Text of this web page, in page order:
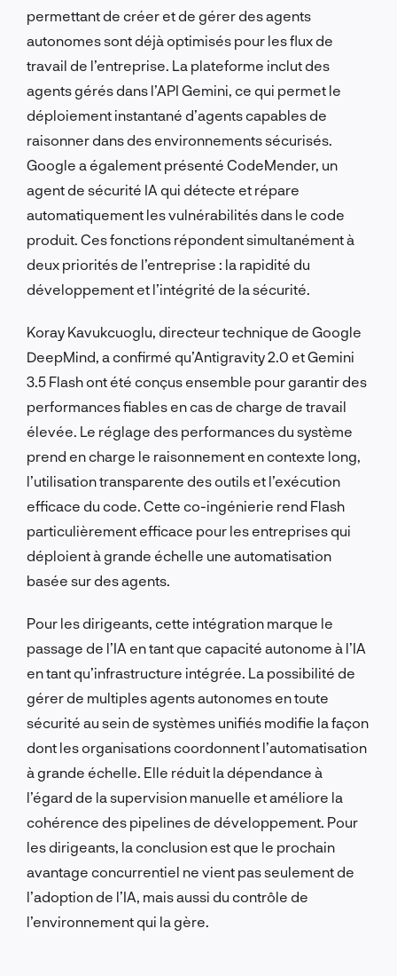
permettant de créer et de gérer des agents
autonomes sont déjà optimisés pour les flux de
travail de l’entreprise. La plateforme inclut des
agents gérés dans l’API Gemini, ce qui permet le
déploiement instantané d’agents capables de
raisonner dans des environnements sécurisés.
Google a également présenté CodeMender, un
agent de sécurité IA qui détecte et répare
automatiquement les vulnérabilités dans le code
produit. Ces fonctions répondent simultanément à
deux priorités de l’entreprise : la rapidité du
développement et l’intégrité de la sécurité.
Koray Kavukcuoglu, directeur technique de Google
DeepMind, a confirmé qu’Antigravity 2.0 et Gemini
3.5 Flash ont été conçus ensemble pour garantir des
performances fiables en cas de charge de travail
élevée. Le réglage des performances du système
prend en charge le raisonnement en contexte long,
l’utilisation transparente des outils et l’exécution
efficace du code. Cette co-ingénierie rend Flash
particulièrement efficace pour les entreprises qui
déploient à grande échelle une automatisation
basée sur des agents.
Pour les dirigeants, cette intégration marque le
passage de l’IA en tant que capacité autonome à l’IA
en tant qu’infrastructure intégrée. La possibilité de
gérer de multiples agents autonomes en toute
sécurité au sein de systèmes unifiés modifie la façon
dont les organisations coordonnent l’automatisation
à grande échelle. Elle réduit la dépendance à
l’égard de la supervision manuelle et améliore la
cohérence des pipelines de développement. Pour
les dirigeants, la conclusion est que le prochain
avantage concurrentiel ne vient pas seulement de
l’adoption de l’IA, mais aussi du contrôle de
l’environnement qui la gère.